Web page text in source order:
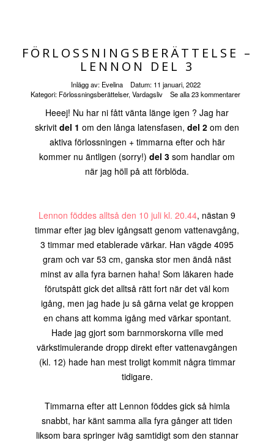
FÖRLOSSNINGSBERÄTTELSE –
LENNON DEL 3
Inlägg av: Evelina Datum: 11 januari, 2022
Kategori: Förlossningsberättelser, Vardagsliv Se alla 23 kommentarer
Heeej! Nu har ni fått vänta länge igen ? Jag har
skrivit del 1 om den långa latensfasen, del 2 om den
aktiva förlossningen + timmarna efter och här
kommer nu äntligen (sorry!) del 3 som handlar om
när jag höll på att förblöda.
Lennon föddes alltså den 10 juli kl. 20.44, nästan 9
timmar efter jag blev igångsatt genom vattenavgång,
3 timmar med etablerade värkar. Han vägde 4095
gram och var 53 cm, ganska stor men ändå näst
minst av alla fyra barnen haha! Som läkaren hade
förutspått gick det alltså rätt fort när det väl kom
igång, men jag hade ju så gärna velat ge kroppen
en chans att komma igång med värkar spontant.
Hade jag gjort som barnmorskorna ville med
värkstimulerande dropp direkt efter vattenavgången
(kl. 12) hade han mest troligt kommit några timmar
tidigare.
Timmarna efter att Lennon föddes gick så himla
snabbt, har känt samma alla fyra gånger att tiden
liksom bara springer iväg samtidigt som den stannar